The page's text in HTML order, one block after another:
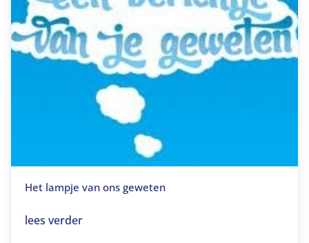
Het lampje van ons geweten
lees verder